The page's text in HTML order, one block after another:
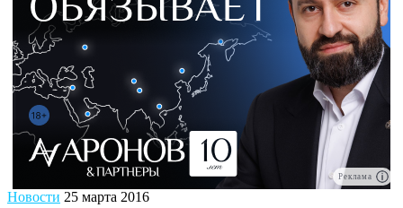
Реклама
Новости 25 марта 2016